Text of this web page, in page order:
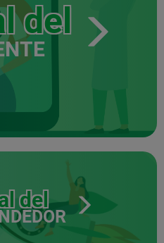
del
del